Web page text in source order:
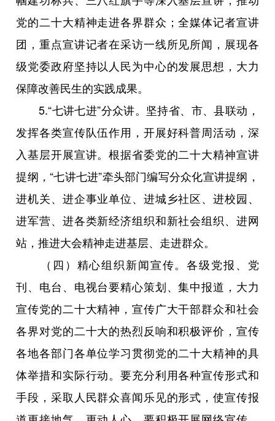
党的二十大精神走进各界群众；全媒体记者宣讲
团，重点宣讲记者在采访一线所见所闻，展现各
级党委政府坚持以人民为中心的发展思想，大力
保障改善民生的实践成果。
5.“七讲七进”分众讲。坚持省、市、县联动，
发挥各类宣传队伍作用，开展好科普周活动，深
入基层开展宣讲。根据省委党的二十大精神宣讲
提纲，“七讲七进”牵头部门编写分众化宣讲提纲，
进机关、进企事业单位、进城乡社区、进校园、
进军营、进各类新经济组织和新社会组织、进网
站，推进大会精神走进基层、走进群众。
（四）精心组织新闻宣传。各级党报、党
刊、电台、电视台要精心策划、集中报道，大力
宣传党的二十大精神，宣传广大干部群众和社会
各界对党的二十大的热烈反响和积极评价，宣传
各地各部门各单位学习贯彻党的二十大精神的具
体举措和实际行动。要充分利用各种宣传形式和
手段，采取人民群众喜闻乐见的形式，使宣传报